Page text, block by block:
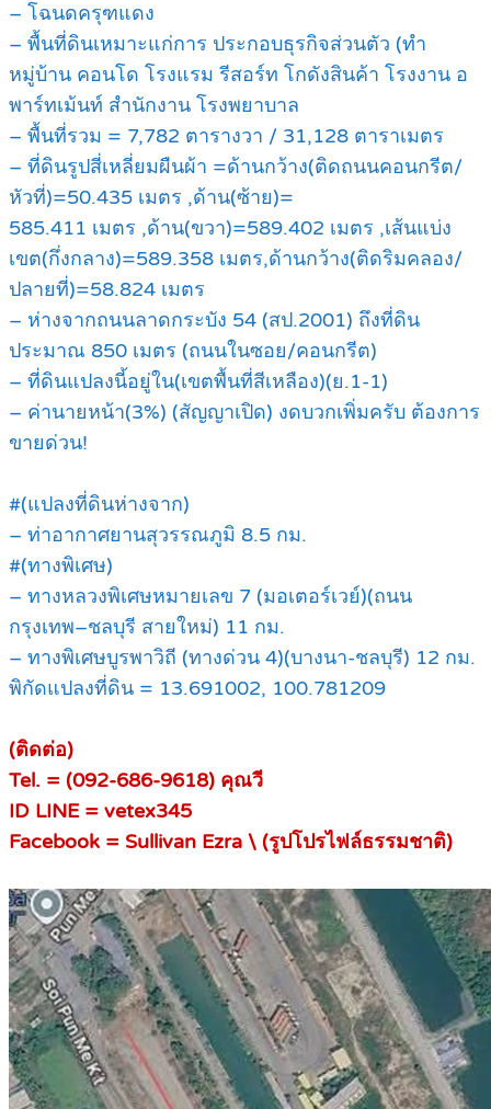
– โฉนดครุฑแดง
– พื้นที่ดินเหมาะแก่การ ประกอบธุรกิจส่วนตัว (ทำ
หมู่บ้าน คอนโด โรงแรม รีสอร์ท โกดังสินค้า โรงงาน อ
พาร์ทเม้นท์ สำนักงาน โรงพยาบาล
– พื้นที่รวม = 7,782 ตารางวา / 31,128 ตาราเมตร
– ที่ดินรูปสี่เหลี่ยมผืนผ้า =ด้านกว้าง(ติดถนนคอนกรีต/
หัวที่)=50.435 เมตร ,ด้าน(ซ้าย)=
585.411 เมตร ,ด้าน(ขวา)=589.402 เมตร ,เส้นแบ่ง
เขต(กึ่งกลาง)=589.358 เมตร,ด้านกว้าง(ติดริมคลอง/
ปลายที่)=58.824 เมตร
– ห่างจากถนนลาดกระบัง 54 (สป.2001) ถึงที่ดิน
ประมาณ 850 เมตร (ถนนในซอย/คอนกรีต)
– ที่ดินแปลงนี้อยู่ใน(เขตพื้นที่สีเหลือง)(ย.1-1)
– ค่านายหน้า(3%) (สัญญาเปิด) งดบวกเพิ่มครับ ต้องการ
ขายด่วน!
#(แปลงที่ดินห่างจาก)
– ท่าอากาศยานสุวรรณภูมิ 8.5 กม.
#(ทางพิเศษ)
– ทางหลวงพิเศษหมายเลข 7 (มอเตอร์เวย์)(ถนน
กรุงเทพ–ชลบุรี สายใหม่) 11 กม.
– ทางพิเศษบูรพาวิถี (ทางด่วน 4)(บางนา-ชลบุรี) 12 กม.
พิกัดแปลงที่ดิน = 13.691002, 100.781209
(ติดต่อ)
Tel. = (092-686-9618) คุณวี
ID LINE = vetex345
Facebook = Sullivan Ezra \ (รูปโปรไฟล์ธรรมชาติ)